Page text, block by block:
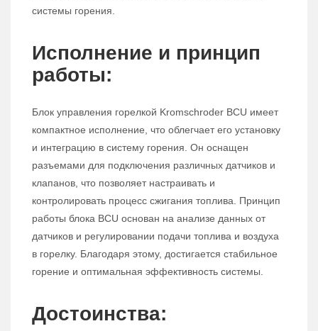
системы горения.
Исполнение и принцип
работы:
Блок управления горелкой Kromschroder BCU имеет
компактное исполнение, что облегчает его установку
и интеграцию в систему горения. Он оснащен
разъемами для подключения различных датчиков и
клапанов, что позволяет настраивать и
контролировать процесс сжигания топлива. Принцип
работы блока BCU основан на анализе данных от
датчиков и регулировании подачи топлива и воздуха
в горелку. Благодаря этому, достигается стабильное
горение и оптимальная эффективность системы.
Достоинства: